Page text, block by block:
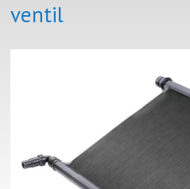
ventil